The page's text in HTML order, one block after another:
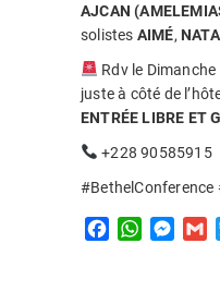
AJCAN
solistes AIMÉ,
Rdv le
juste à côté de
ENTRÉE LIBRE ET
+228 90585915
#BethelConference
W
M
G